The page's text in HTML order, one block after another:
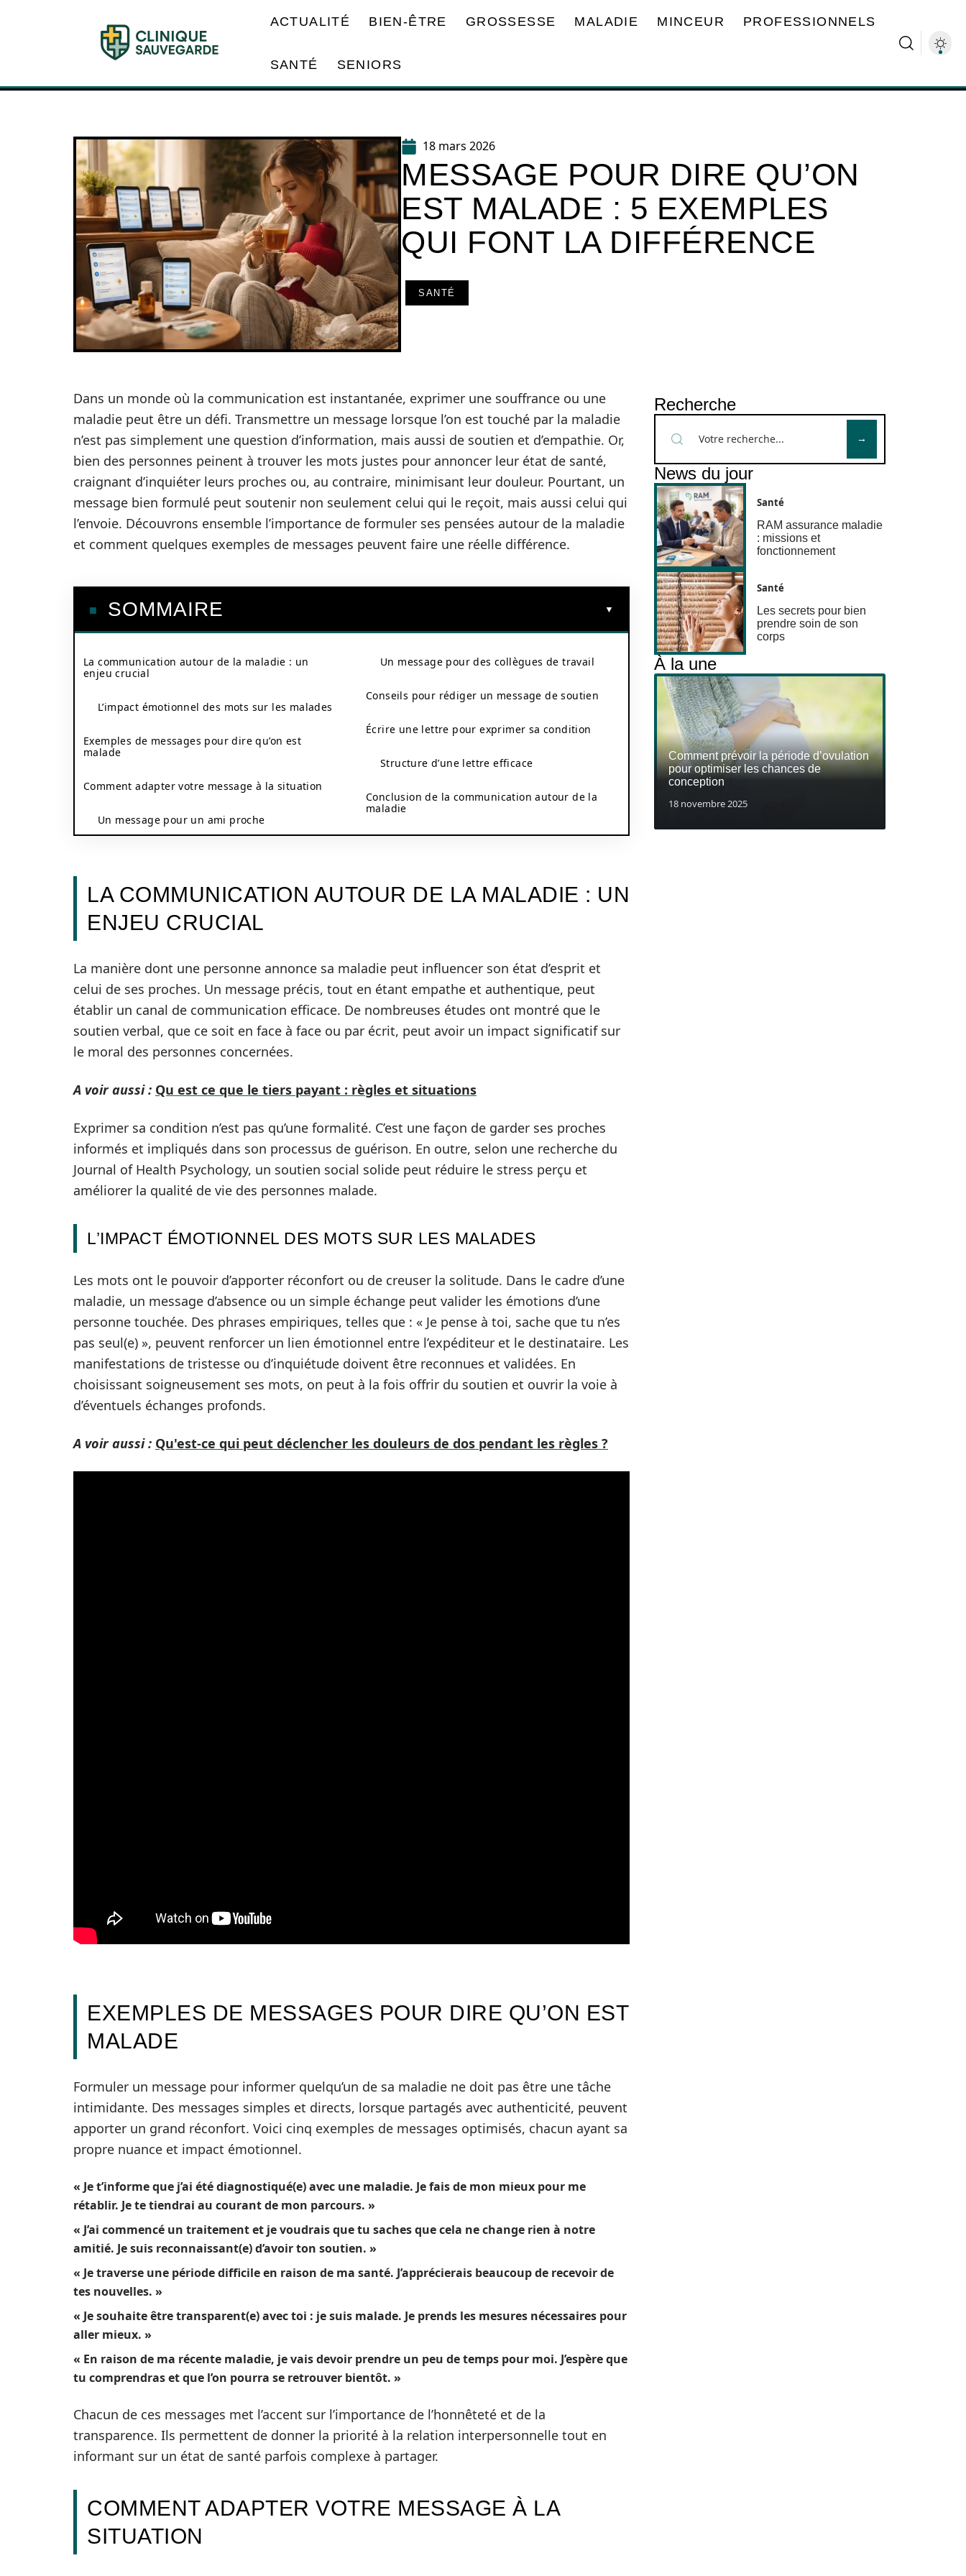
ACTUALITÉ BIEN-ÊTRE GROSSESSE MALADIE MINCEUR PROFESSIONNELS
SANTÉ SENIORS
18 mars 2026
MESSAGE POUR DIRE QU’ON
EST MALADE : 5 EXEMPLES
QUI FONT LA DIFFÉRENCE
SANTÉ
Dans un monde où la communication est instantanée, exprimer une souffrance ou une
maladie peut être un défi. Transmettre un message lorsque l’on est touché par la maladie
n’est pas simplement une question d’information, mais aussi de soutien et d’empathie. Or,
bien des personnes peinent à trouver les mots justes pour annoncer leur état de santé,
craignant d’inquiéter leurs proches ou, au contraire, minimisant leur douleur. Pourtant, un
message bien formulé peut soutenir non seulement celui qui le reçoit, mais aussi celui qui
l’envoie. Découvrons ensemble l’importance de formuler ses pensées autour de la maladie
et comment quelques exemples de messages peuvent faire une réelle différence.
SOMMAIRE
La communication autour de la maladie : un
enjeu crucial
L’impact émotionnel des mots sur les malades
Exemples de messages pour dire qu’on est
malade
Comment adapter votre message à la situation
Un message pour un ami proche
Un message pour des collègues de travail
Conseils pour rédiger un message de soutien
Écrire une lettre pour exprimer sa condition
Structure d’une lettre efficace
Conclusion de la communication autour de la
maladie
LA COMMUNICATION AUTOUR DE LA MALADIE : UN
ENJEU CRUCIAL
La manière dont une personne annonce sa maladie peut influencer son état d’esprit et
celui de ses proches. Un message précis, tout en étant empathe et authentique, peut
établir un canal de communication efficace. De nombreuses études ont montré que le
soutien verbal, que ce soit en face à face ou par écrit, peut avoir un impact significatif sur
le moral des personnes concernées.
A voir aussi : Qu est ce que le tiers payant : règles et situations
Exprimer sa condition n’est pas qu’une formalité. C’est une façon de garder ses proches
informés et impliqués dans son processus de guérison. En outre, selon une recherche du
Journal of Health Psychology, un soutien social solide peut réduire le stress perçu et
améliorer la qualité de vie des personnes malade.
L’IMPACT ÉMOTIONNEL DES MOTS SUR LES MALADES
Les mots ont le pouvoir d’apporter réconfort ou de creuser la solitude. Dans le cadre d’une
maladie, un message d’absence ou un simple échange peut valider les émotions d’une
personne touchée. Des phrases empiriques, telles que : « Je pense à toi, sache que tu n’es
pas seul(e) », peuvent renforcer un lien émotionnel entre l’expéditeur et le destinataire. Les
manifestations de tristesse ou d’inquiétude doivent être reconnues et validées. En
choisissant soigneusement ses mots, on peut à la fois offrir du soutien et ouvrir la voie à
d’éventuels échanges profonds.
A voir aussi : Qu'est-ce qui peut déclencher les douleurs de dos pendant les règles ?
EXEMPLES DE MESSAGES POUR DIRE QU’ON EST
MALADE
Formuler un message pour informer quelqu’un de sa maladie ne doit pas être une tâche
intimidante. Des messages simples et directs, lorsque partagés avec authenticité, peuvent
apporter un grand réconfort. Voici cinq exemples de messages optimisés, chacun ayant sa
propre nuance et impact émotionnel.
« Je t’informe que j’ai été diagnostiqué(e) avec une maladie. Je fais de mon mieux pour me
rétablir. Je te tiendrai au courant de mon parcours. »
« J’ai commencé un traitement et je voudrais que tu saches que cela ne change rien à notre
amitié. Je suis reconnaissant(e) d’avoir ton soutien. »
« Je traverse une période difficile en raison de ma santé. J’apprécierais beaucoup de recevoir de
tes nouvelles. »
« Je souhaite être transparent(e) avec toi : je suis malade. Je prends les mesures nécessaires pour
aller mieux. »
« En raison de ma récente maladie, je vais devoir prendre un peu de temps pour moi. J’espère que
tu comprendras et que l’on pourra se retrouver bientôt. »
Chacun de ces messages met l’accent sur l’importance de l’honnêteté et de la
transparence. Ils permettent de donner la priorité à la relation interpersonnelle tout en
informant sur un état de santé parfois complexe à partager.
COMMENT ADAPTER VOTRE MESSAGE À LA
SITUATION
Recherche
News du jour
Santé
RAM assurance maladie
: missions et
fonctionnement
Santé
Les secrets pour bien
prendre soin de son
corps
À la une
Comment prévoir la période d’ovulation
pour optimiser les chances de
conception
18 novembre 2025